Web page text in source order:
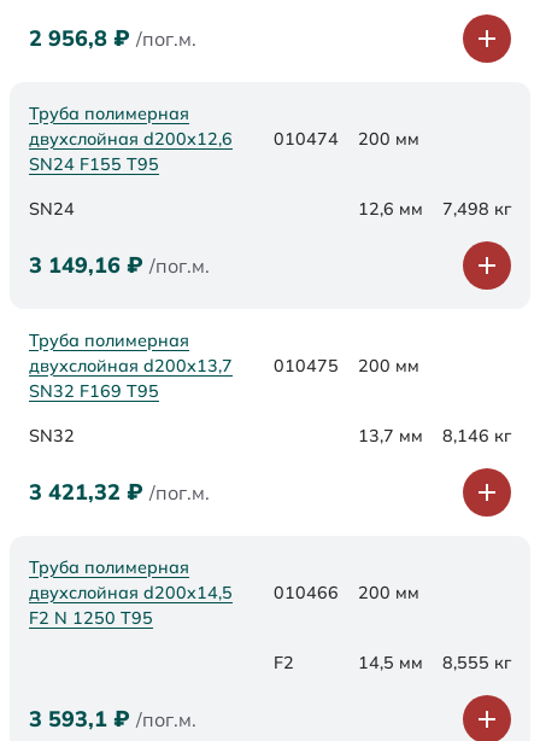
2 956,8 ₽ /пог.м.
Труба полимерная
двухслойная d200х12,6
SN24 F155 Т95
010474 200 мм
SN24 12,6 мм 7,498 кг
3 149,16 ₽ /пог.м.
Труба полимерная
двухслойная d200х13,7
SN32 F169 Т95
010475 200 мм
SN32 13,7 мм 8,146 кг
3 421,32 ₽ /пог.м.
Труба полимерная
двухслойная d200x14,5
F2 N 1250 Т95
010466 200 мм
F2 14,5 мм 8,555 кг
3 593,1 ₽ /пог.м.